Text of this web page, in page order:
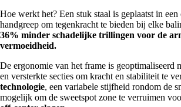
Hoe werkt het? Een stuk staal is geplaatst in
handgreep om tegenkracht te bieden bij elke
36% minder schadelijke trillingen voor de
vermoeidheid.
De ergonomie van het frame is geoptimaliseerd
en versterkte secties om kracht en stabiliteit te
technologie, een variabele stijfheid rondom de
mogelijk om de sweetspot zone te verruimen